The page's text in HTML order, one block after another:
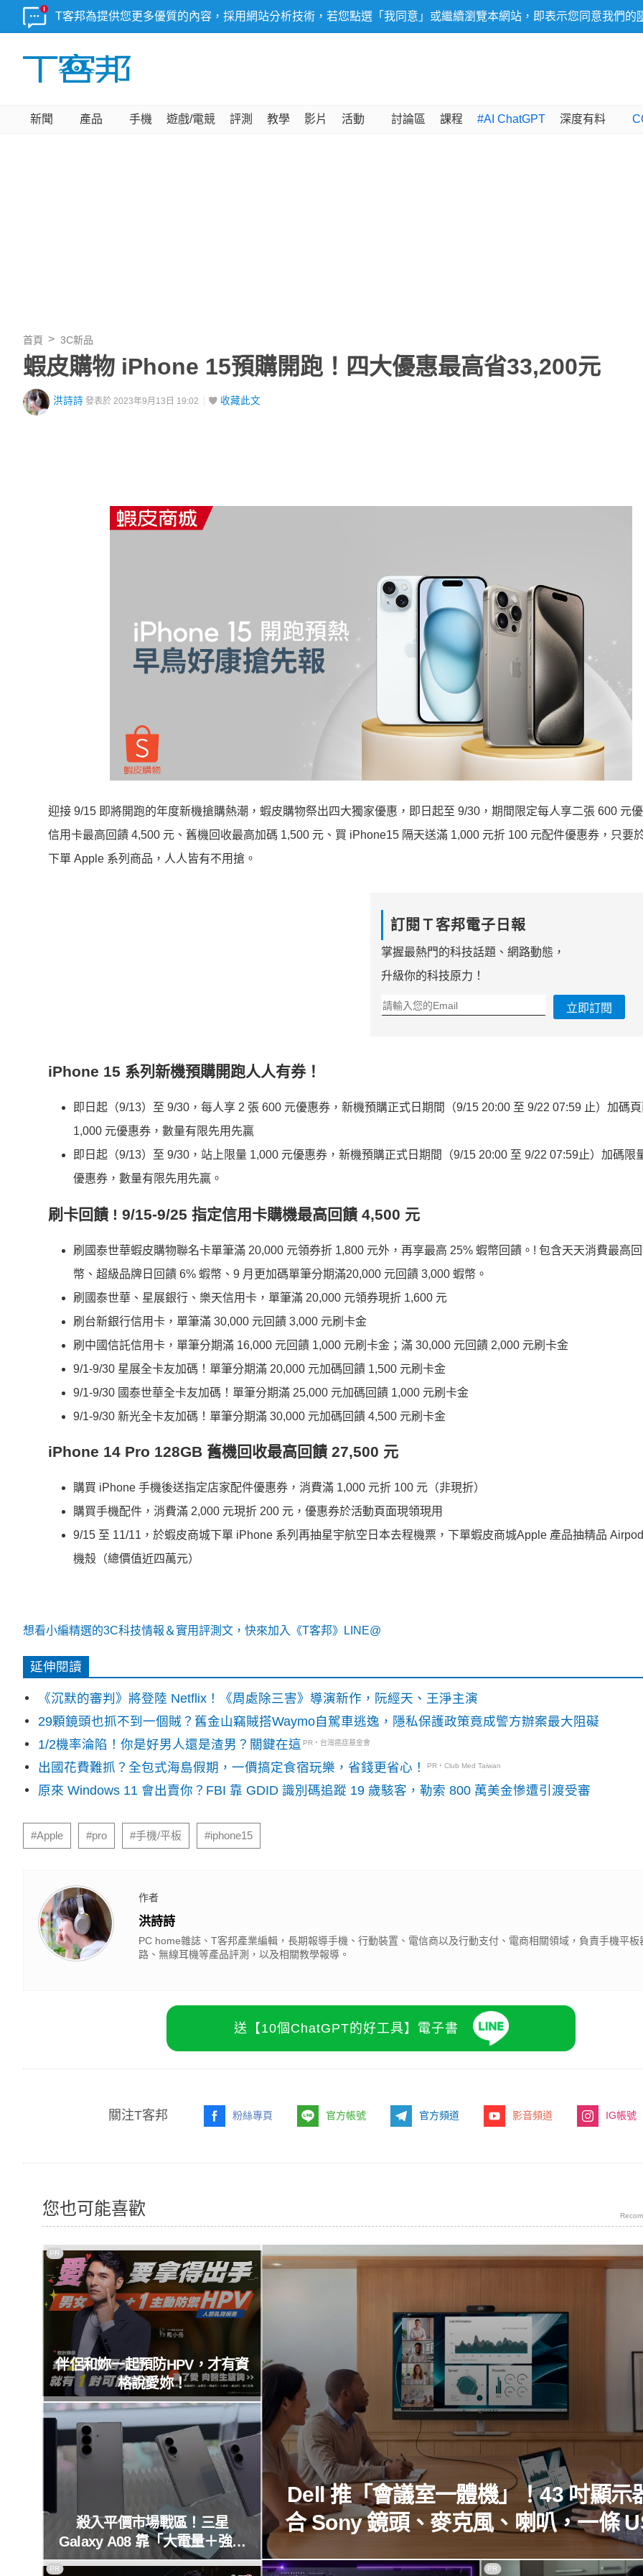
T客邦為提供您更多優質的內容，採用網站分析技術，若您點選「我同意」或繼續瀏覽本網站，即表示您同意我們的
新聞 產品 手機 遊戲/電競 評測 教學 影片 活動 討論區 課程 #AI ChatGPT 深度有料
首頁 3C新品
蝦皮購物 iPhone 15預購開跑！四大優惠最高省33,200元
洪詩詩 發表於 2023年9月13日 19:02 收藏此文
迎接 9/15 即將開跑的年度新機搶購熱潮，蝦皮購物祭出四大獨家優惠，即日起至 9/30，期間限定每人享二張 600 元
信用卡最高回饋 4,500 元、舊機回收最高加碼 1,500 元、買 iPhone15 隔天送滿 1,000 元折 100 元配件優惠券，只要
下單 Apple 系列商品，人人皆有不用搶。
訂閱Ｔ客邦電子日報
掌握最熱門的科技話題、網路動態，
升級你的科技原力！
立即訂閱
iPhone 15 系列新機預購開跑人人有券！
即日起（9/13）至 9/30，每人享 2 張 600 元優惠券，新機預購正式日期間（9/15 20:00 至 9/22 07:59 止）加碼
1,000 元優惠券，數量有限先用先贏
即日起（9/13）至 9/30，站上限量 1,000 元優惠券，新機預購正式日期間（9/15 20:00 至 9/22 07:59止）加碼限
優惠券，數量有限先用先贏。
刷卡回饋 ! 9/15-9/25 指定信用卡購機最高回饋 4,500 元
刷國泰世華蝦皮購物聯名卡單筆滿 20,000 元領券折 1,800 元外，再享最高 25% 蝦幣回饋。! 包含天天消費最高
幣、超級品牌日回饋 6% 蝦幣、9 月更加碼單筆分期滿20,000 元回饋 3,000 蝦幣。
刷國泰世華、星展銀行、樂天信用卡，單筆滿 20,000 元領券現折 1,600 元
刷台新銀行信用卡，單筆滿 30,000 元回饋 3,000 元刷卡金
刷中國信託信用卡，單筆分期滿 16,000 元回饋 1,000 元刷卡金；滿 30,000 元回饋 2,000 元刷卡金
9/1-9/30 星展全卡友加碼！單筆分期滿 20,000 元加碼回饋 1,500 元刷卡金
9/1-9/30 國泰世華全卡友加碼！單筆分期滿 25,000 元加碼回饋 1,000 元刷卡金
9/1-9/30 新光全卡友加碼！單筆分期滿 30,000 元加碼回饋 4,500 元刷卡金
iPhone 14 Pro 128GB 舊機回收最高回饋 27,500 元
購買 iPhone 手機後送指定店家配件優惠券，消費滿 1,000 元折 100 元（非現折）
購買手機配件，消費滿 2,000 元現折 200 元，優惠券於活動頁面現領現用
9/15 至 11/11，於蝦皮商城下單 iPhone 系列再抽星宇航空日本去程機票，下單蝦皮商城Apple 產品抽精品
機殼（總價值近四萬元）
想看小編精選的3C科技情報＆實用評測文，快來加入《T客邦》LINE@
延伸閱讀
《沉默的審判》將登陸 Netflix！《周處除三害》導演新作，阮經天、王淨主演
29顆鏡頭也抓不到一個賊？舊金山竊賊搭Waymo自駕車逃逸，隱私保護政策竟成警方辦案最大阻礙
1/2機率淪陷！你是好男人還是渣男？關鍵在這 PR・台灣癌症基金會
出國花費難抓？全包式海島假期，一價搞定食宿玩樂，省錢更省心！ PR・Club Med Taiwan
原來 Windows 11 會出賣你？FBI 靠 GDID 識別碼追蹤 19 歲駭客，勒索 800 萬美金慘遭引渡受審
#Apple #pro #手機/平板 #iphone15
作者
洪詩詩
PC home雜誌、T客邦產業編輯，長期報導手機、行動裝置、電信商以及行動支付、電商相關領域，負責手機平板
路、無線耳機等產品評測，以及相關教學報導。
送【10個ChatGPT的好工具】電子書
關注T客邦 粉絲專頁 官方帳號 官方頻道 影音頻道 IG帳號
您也可能喜歡
Dell 推「會議室一體機」！43 吋顯示
合 Sony 鏡頭、麥克風、喇叭，一條
伴侶和妳一起預防HPV，才有資
格說愛妳！
PR
殺入平價市場戰區！三星
Galaxy A08 靠「大電量＋強效
晶片」越級挑戰，揭秘背後的硬
PR
PR